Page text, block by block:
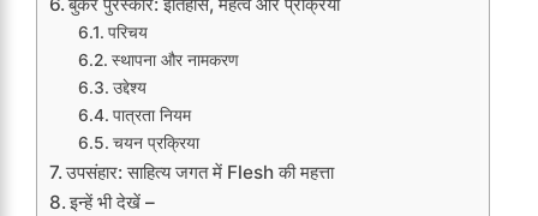
परिचय
स्थापना और नामकरण
उद्देश्य
पात्रता नियम
चयन प्रक्रिया
उपसंहार: साहित्य जगत में Flesh की महत्ता
इन्हें भी देखें –